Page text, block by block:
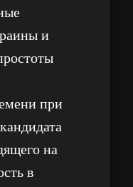
и
при
на
в